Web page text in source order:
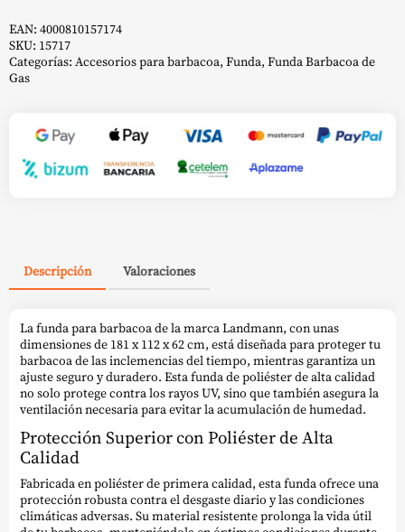
cantidad
EAN: 4000810157174
SKU: 15717
Categorías: Accesorios para barbacoa, Funda, Funda Barbacoa de
Gas
Descripción Valoraciones
La funda para barbacoa de la marca Landmann, con unas
dimensiones de 181 x 112 x 62 cm, está diseñada para proteger tu
barbacoa de las inclemencias del tiempo, mientras garantiza un
ajuste seguro y duradero. Esta funda de poliéster de alta calidad
no solo protege contra los rayos UV, sino que también asegura la
ventilación necesaria para evitar la acumulación de humedad.
Protección Superior con Poliéster de Alta
Calidad
Fabricada en poliéster de primera calidad, esta funda ofrece una
protección robusta contra el desgaste diario y las condiciones
climáticas adversas. Su material resistente prolonga la vida útil